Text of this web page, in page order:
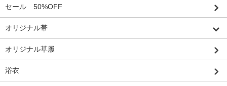
セール 50%OFF
オリジナル帯
オリジナル草履
浴衣